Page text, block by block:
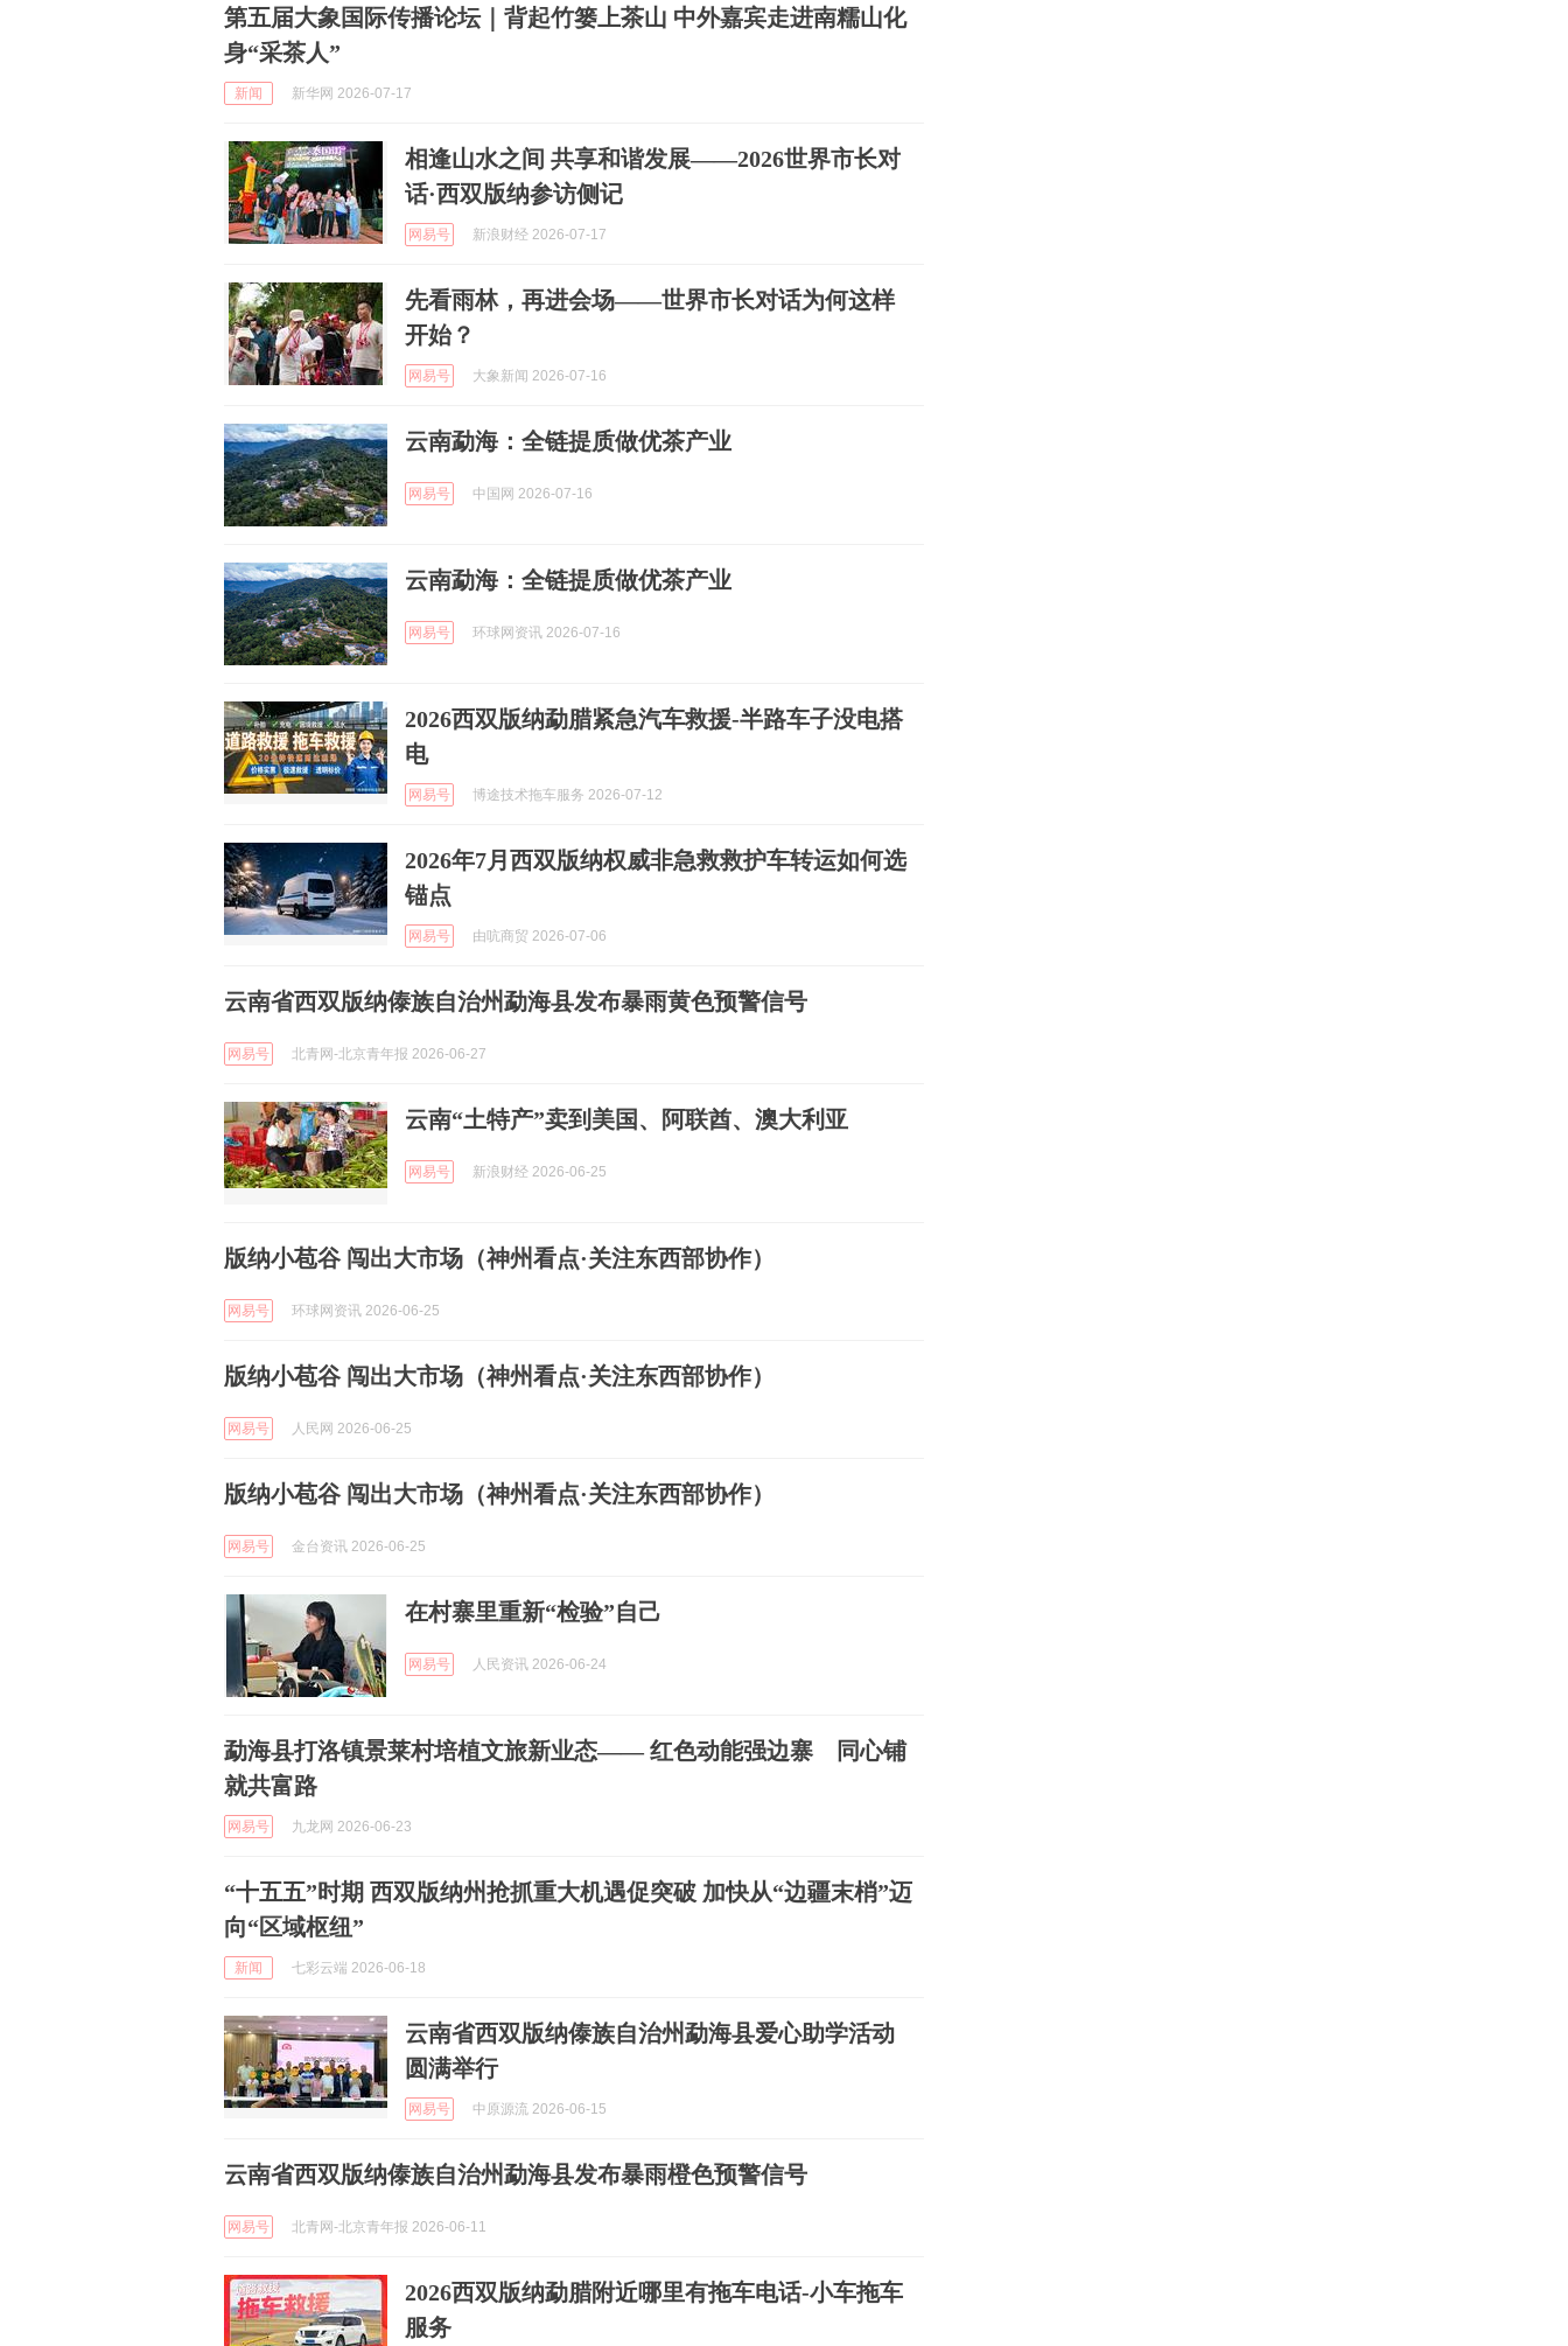
第五届大象国际传播论坛｜背起竹篓上茶山 中外嘉宾走进南糯山化
身“采茶人”
新闻 新华网 2026-07-17
相逢山水之间 共享和谐发展——2026世界市长对
话·西双版纳参访侧记
网易号 新浪财经 2026-07-17
先看雨林，再进会场——世界市长对话为何这样
开始？
网易号 大象新闻 2026-07-16
云南勐海：全链提质做优茶产业
网易号 中国网 2026-07-16
云南勐海：全链提质做优茶产业
网易号 环球网资讯 2026-07-16
2026西双版纳勐腊紧急汽车救援-半路车子没电搭
电
网易号 博途技术拖车服务 2026-07-12
2026年7月西双版纳权威非急救救护车转运如何选
锚点
网易号 由吭商贸 2026-07-06
云南省西双版纳傣族自治州勐海县发布暴雨黄色预警信号
网易号 北青网-北京青年报 2026-06-27
云南“土特产”卖到美国、阿联酋、澳大利亚
网易号 新浪财经 2026-06-25
版纳小苞谷 闯出大市场（神州看点·关注东西部协作）
网易号 环球网资讯 2026-06-25
版纳小苞谷 闯出大市场（神州看点·关注东西部协作）
网易号 人民网 2026-06-25
版纳小苞谷 闯出大市场（神州看点·关注东西部协作）
网易号 金台资讯 2026-06-25
在村寨里重新“检验”自己
网易号 人民资讯 2026-06-24
勐海县打洛镇景莱村培植文旅新业态—— 红色动能强边寨 同心铺
就共富路
网易号 九龙网 2026-06-23
“十五五”时期 西双版纳州抢抓重大机遇促突破 加快从“边疆末梢”迈
向“区域枢纽”
新闻 七彩云端 2026-06-18
云南省西双版纳傣族自治州勐海县爱心助学活动
圆满举行
网易号 中原源流 2026-06-15
云南省西双版纳傣族自治州勐海县发布暴雨橙色预警信号
网易号 北青网-北京青年报 2026-06-11
2026西双版纳勐腊附近哪里有拖车电话-小车拖车
服务